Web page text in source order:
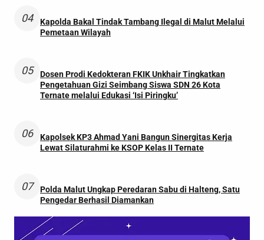
04
Kapolda Bakal Tindak Tambang Ilegal di Malut Melalui
Pemetaan Wilayah
05
Dosen Prodi Kedokteran FKIK Unkhair Tingkatkan
Pengetahuan Gizi Seimbang Siswa SDN 26 Kota
Ternate melalui Edukasi ‘Isi Piringku’
06
Kapolsek KP3 Ahmad Yani Bangun Sinergitas Kerja
Lewat Silaturahmi ke KSOP Kelas II Ternate
07
Polda Malut Ungkap Peredaran Sabu di Halteng, Satu
Pengedar Berhasil Diamankan